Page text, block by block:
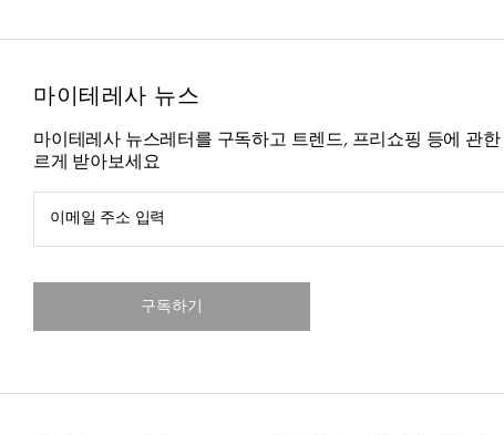
마이테레사 뉴스
마이테레사 뉴스레터를 구독하고 트렌드, 프리쇼핑 등에 관
르게 받아보세요
이메일 주소 입력
구독하기